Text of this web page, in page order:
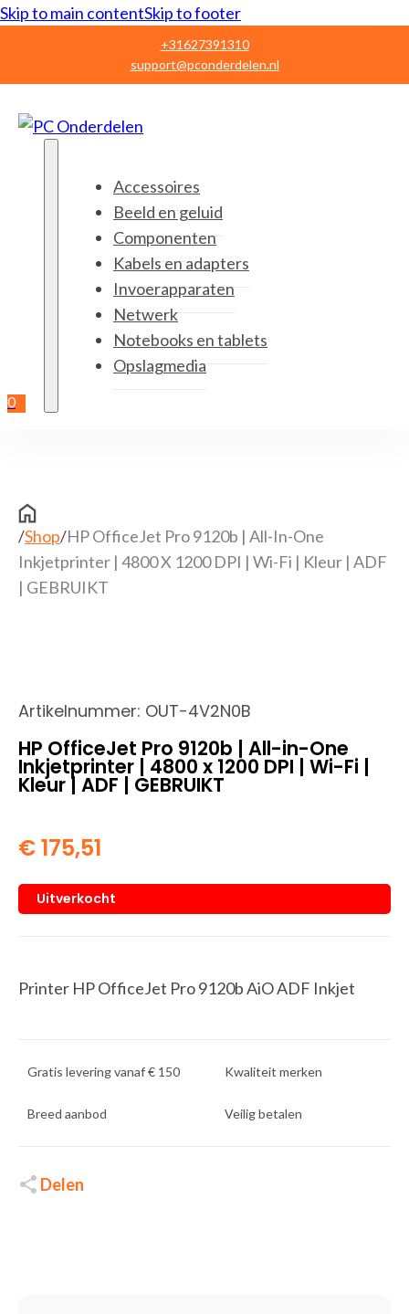
Skip to main contentSkip to footer
+31627391310
support@pconderdelen.nl
0
Accessoires
Beeld en geluid
Componenten
Kabels en adapters
Invoerapparaten
Netwerk
Notebooks en tablets
Opslagmedia
/Shop/HP OfficeJet Pro 9120b | All-In-One
Inkjetprinter | 4800 X 1200 DPI | Wi-Fi | Kleur | ADF
| GEBRUIKT
Artikelnummer: OUT-4V2N0B
HP OfficeJet Pro 9120b | All-in-One
Inkjetprinter | 4800 x 1200 DPI | Wi-Fi |
Kleur | ADF | GEBRUIKT
€175,51
Uitverkocht
Printer HP OfficeJet Pro 9120b AiO ADF Inkjet
Gratis levering vanaf € 150 Kwaliteit merken
Breed aanbod Veilig betalen
Delen